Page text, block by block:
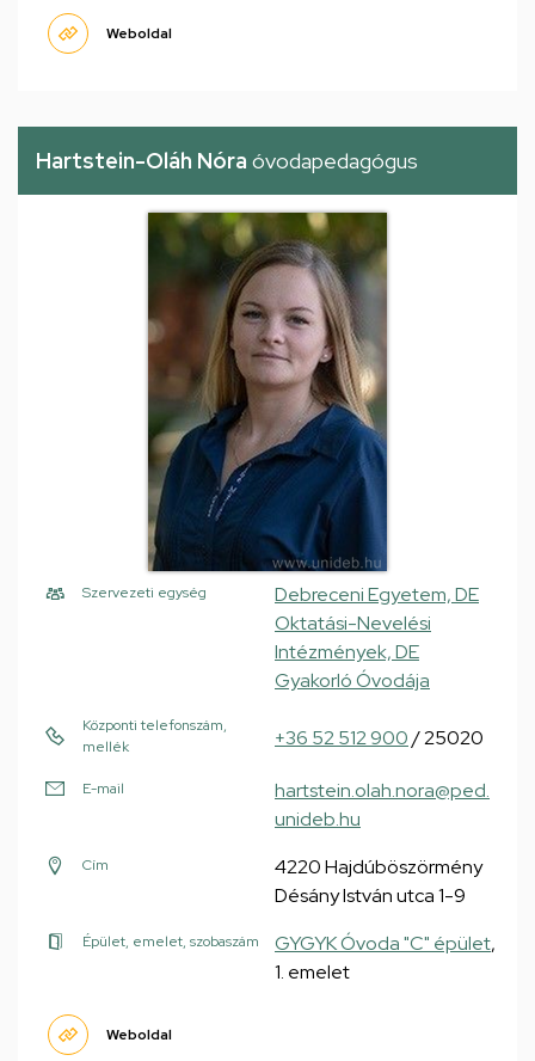
Weboldal
Hartstein-Oláh Nóra óvodapedagógus
Szervezeti egység
Debreceni Egyetem, DE
Oktatási-Nevelési
Intézmények, DE
Gyakorló Óvodája
Központi telefonszám,
mellék
+36 52 512 900/ 25020
E-mail
hartstein.olah.nora@ped.
unideb.hu
Cím
4220 Hajdúböszörmény
Désány István utca 1-9
Épület, emelet, szobaszám GYGYK Óvoda "C" épület,
1. emelet
Weboldal